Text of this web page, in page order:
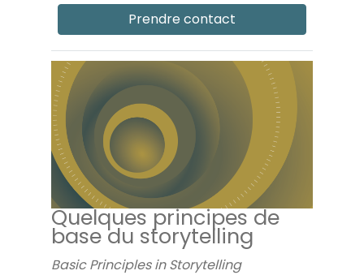
Prendre contact
Quelques principes de
base du storytelling
Basic Principles in Storytelling